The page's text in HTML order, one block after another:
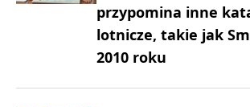
przypomina inne
lotnicze, takie jak
2010 roku